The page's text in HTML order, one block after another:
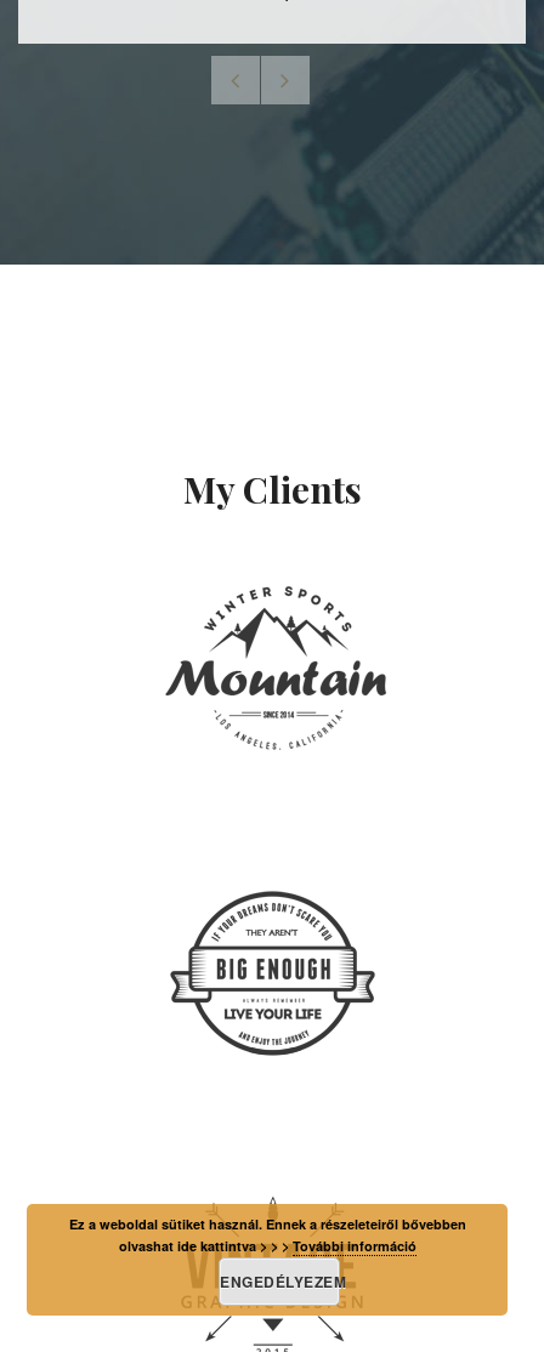
My Clients
Ez a weboldal sütiket használ. Ennek a részeleteiről bővebben
olvashat ide kattintva > > >További információ
ENGEDÉLYEZEM